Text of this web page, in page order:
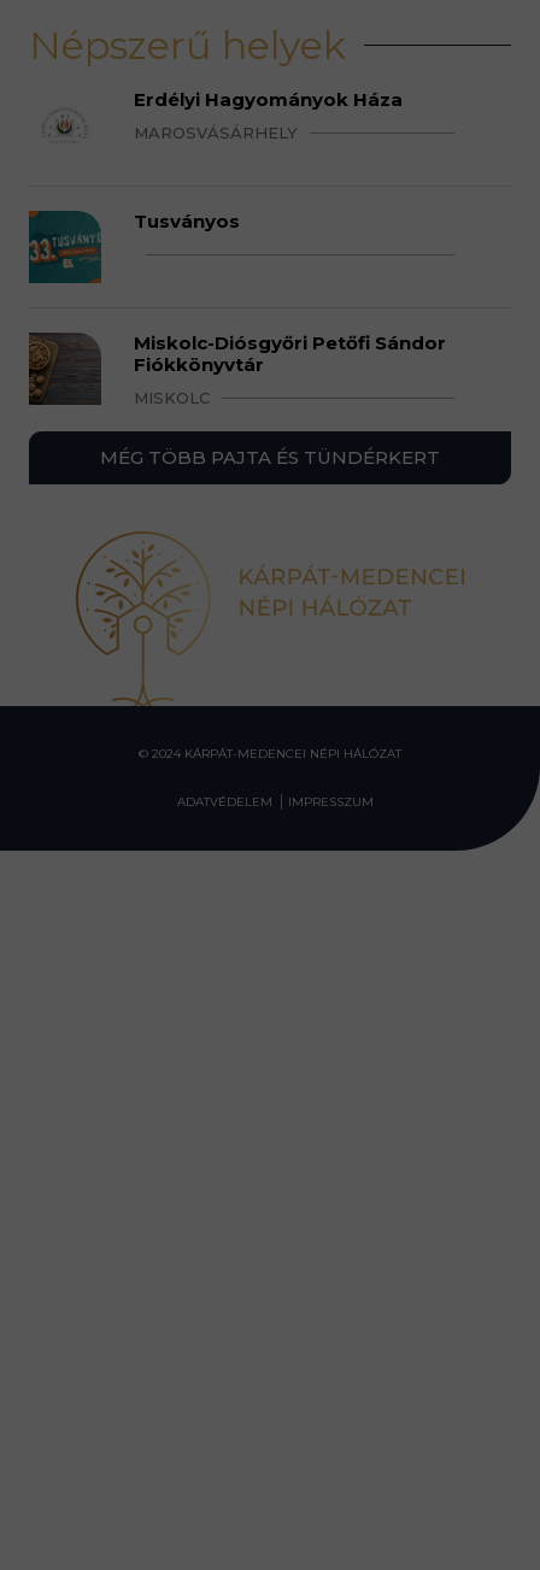
Népszerű helyek
Erdélyi Hagyományok Háza
MAROSVÁSÁRHELY
Tusványos
Miskolc-Diósgyőri Petőfi Sándor
Fiókkönyvtár
MISKOLC
MÉG TÖBB PAJTA ÉS TÜNDÉRKERT
© 2024 KÁRPÁT-MEDENCEI NÉPI HÁLÓZAT
ADATVÉDELEM IMPRESSZUM